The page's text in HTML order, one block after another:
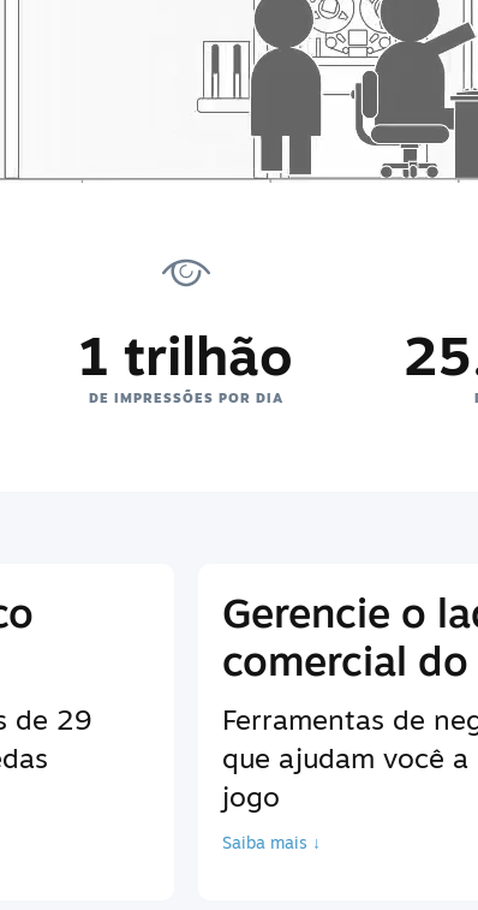
1 trilhão
DE IMPRESSÕES POR DIA
de 29
Gerencie o
comercial
Ferramentas de
que ajudam você
jogo
Saiba mais ↓